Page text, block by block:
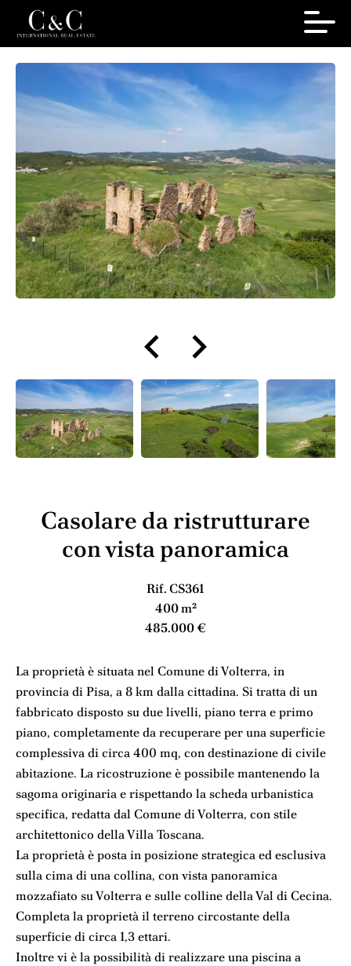
Casolare da ristrutturare
con vista panoramica
Rif. CS361
400 m²
485.000 €
La proprietà è situata nel Comune di Volterra, in
provincia di Pisa, a 8 km dalla cittadina. Si tratta di un
fabbricato disposto su due livelli, piano terra e primo
piano, completamente da recuperare per una superficie
complessiva di circa 400 mq, con destinazione di civile
abitazione. La ricostruzione è possibile mantenendo la
sagoma originaria e rispettando la scheda urbanistica
specifica, redatta dal Comune di Volterra, con stile
architettonico della Villa Toscana.
La proprietà è posta in posizione strategica ed esclusiva
sulla cima di una collina, con vista panoramica
mozzafiato su Volterra e sulle colline della Val di Cecina.
Completa la proprietà il terreno circostante della
superficie di circa 1,3 ettari.
Inoltre vi è la possibilità di realizzare una piscina a